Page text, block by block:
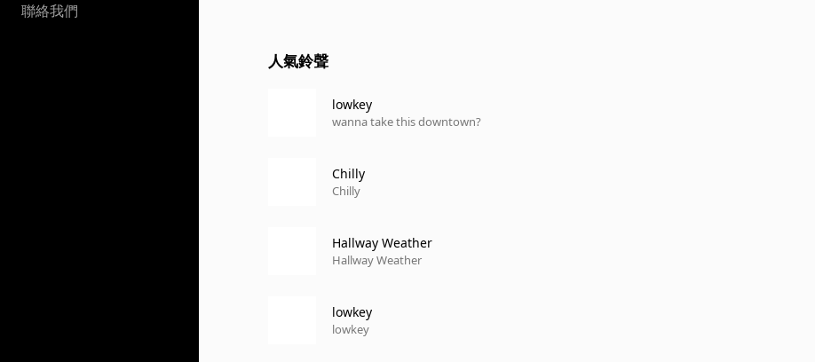
聯絡我們
人氣鈴聲
lowkey
wanna take this downtown?
Chilly
Chilly
Hallway Weather
Hallway Weather
lowkey
lowkey